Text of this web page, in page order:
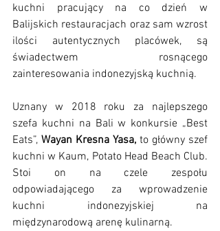
kuchni pracujący na co dzień w
Balijskich restauracjach oraz sam wzrost
ilości autentycznych placówek, są
świadectwem rosnącego
zainteresowania indonezyjską kuchnią.
Uznany w 2018 roku za najlepszego
szefa kuchni na Bali w konkursie „Best
Eats”, Wayan Kresna Yasa, to główny szef
kuchni w Kaum, Potato Head Beach Club.
Stoi on na czele zespołu
odpowiadającego za wprowadzenie
kuchni indonezyjskiej na
międzynarodową arenę kulinarną.